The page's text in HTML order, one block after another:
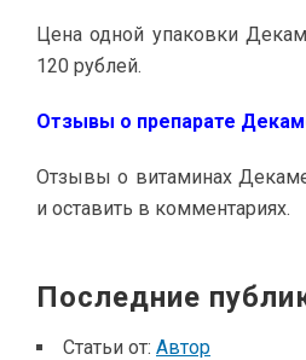
Цена одной упаковки
120 рублей.
Отзывы о препарате
Отзывы о витаминах
и оставить в комментариях.
Последние
Статьи от: Автор